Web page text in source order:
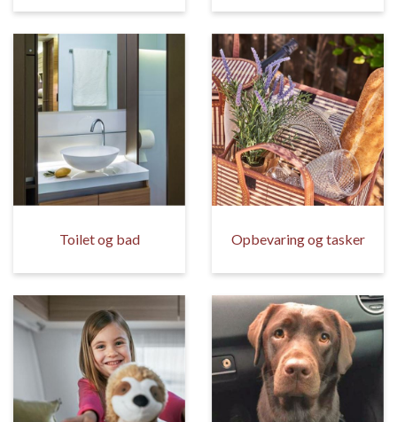
Toilet og bad Opbevaring og tasker